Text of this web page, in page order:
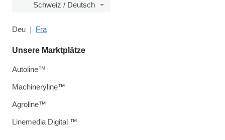
Schweiz / Deutsch
Deu Fra
Unsere Marktplätze
Autoline™
Machineryline™
Agroline™
Linemedia Digital ™